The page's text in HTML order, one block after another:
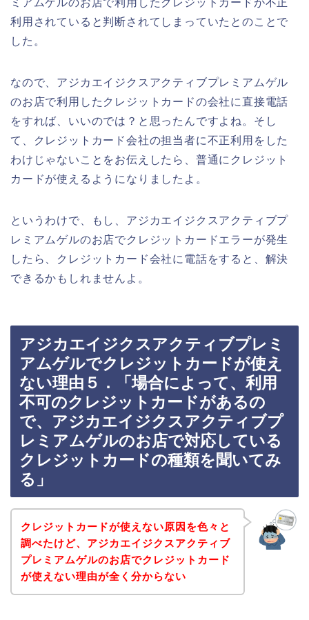
利用されていると判断されてしまっていたとのことで
した。
なので、アジカエイジクスアクティブプレミアムゲル
のお店で利用したクレジットカードの会社に直接電話
をすれば、いいのでは？と思ったんですよね。そし
て、クレジットカード会社の担当者に不正利用をした
わけじゃないことをお伝えしたら、普通にクレジット
カードが使えるようになりましたよ。
というわけで、もし、アジカエイジクスアクティブプ
レミアムゲルのお店でクレジットカードエラーが発生
したら、クレジットカード会社に電話をすると、解決
できるかもしれませんよ。
アジカエイジクスアクティブプレミ
アムゲルでクレジットカードが使え
ない理由５．「場合によって、利用
不可のクレジットカードがあるの
で、アジカエイジクスアクティブプ
レミアムゲルのお店で対応している
クレジットカードの種類を聞いてみ
る」
クレジットカードが使えない原因を色々と
調べたけど、アジカエイジクスアクティブ
プレミアムゲルのお店でクレジットカード
が使えない理由が全く分からない